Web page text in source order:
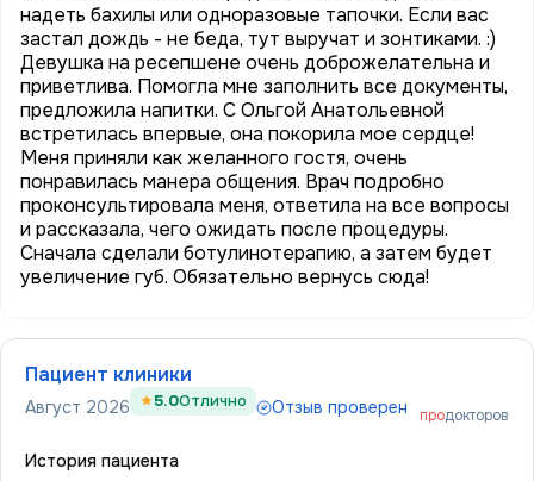
надеть бахилы или одноразовые тапочки. Если вас
застал дождь - не беда, тут выручат и зонтиками. :)
Девушка на ресепшене очень доброжелательна и
приветлива. Помогла мне заполнить все документы,
предложила напитки. С Ольгой Анатольевной
встретилась впервые, она покорила мое сердце!
Меня приняли как желанного гостя, очень
понравилась манера общения. Врач подробно
проконсультировала меня, ответила на все вопросы
и рассказала, чего ожидать после процедуры.
Сначала сделали ботулинотерапию, а затем будет
увеличение губ. Обязательно вернусь сюда!
Пациент клиники
Август 2026 5.0Отлично Отзыв проверен продокторов
История пациента